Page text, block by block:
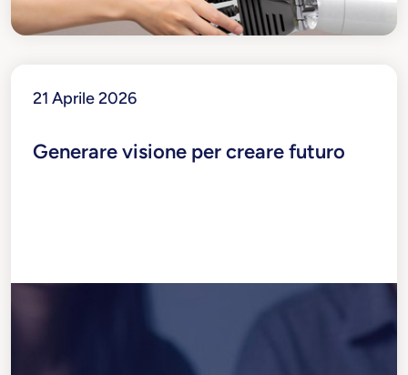
21 Aprile 2026
Generare visione per creare futuro